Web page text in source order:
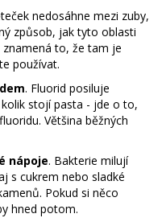
nedosáhne mezi zuby,
způsob, jak tyto oblasti
to, že tam je
používat.
. Fluorid posiluje
stojí pasta - jde o to,
Většina běžných
nápoje. Bakterie milují
s cukrem nebo sladké
Pokud si něco
hned potom.